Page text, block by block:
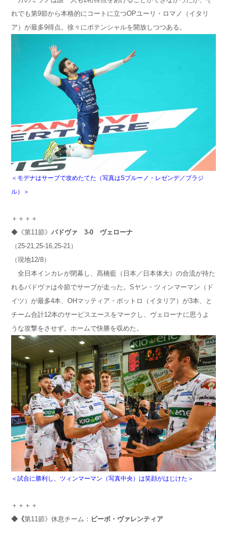
れでも第9節から本格的にコートに立つOPユーリ・ロマノ（イタリ
ア）が最多9得点。徐々にポテンシャルを開放しつつある。
＜モデナはサーブで攻めたてた（写真はSブルーノ・レゼンデ／ブラジ
ル）＞
＋＋＋＋
◆《第11節》パドヴァ3-0 ヴェローナ
（25-21,25-16,25-21）
（現地12/8）
全日本インカレが閉幕し、髙橋藍（日本／日本体大）の合流が待た
れるパドヴァは今節でサーブが走った。Sヤン・ツィンマーマン（ド
イツ）が最多4本、OHマッティア・ボットロ（イタリア）が3本、と
チーム合計12本のサービスエースをマークし、ヴェローナに思うよ
うな攻撃をさせず。ホームで快勝を収めた。
＜試合に勝利し、ツィンマーマン（写真中央）は笑顔がはじけた＞
＋＋＋＋
◆《第11節》休息チーム： ビーボ・ヴァレンティア